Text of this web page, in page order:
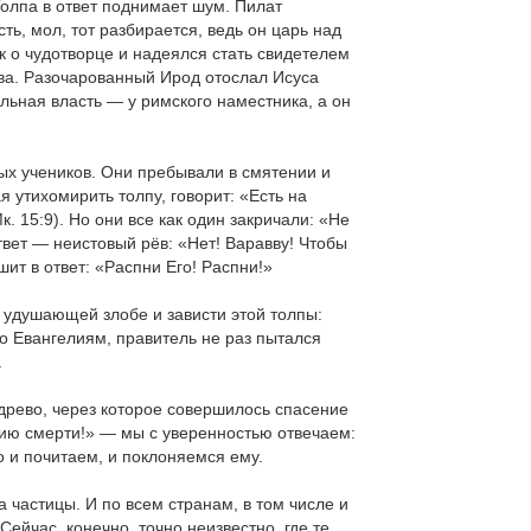
в ответ поднимает шум. Пилат
мол, тот разбирается, ведь он царь над
чудотворце и надеялся стать свидетелем
Разочарованный Ирод отослал Исуса
власть — у римского наместника, а он
учеников. Они пребывали в смятении и
толпу, говорит: «Есть на
15:9). Но они все как один закричали: «Не
— неистовый рёв: «Нет! Варавву! Чтобы
в ответ: «Распни Его! Распни!»
злобе и зависти этой толпы:
Евангелиям, правитель не раз пытался
через которое совершилось спасение
смерти!» — мы с уверенностью отвечаем:
и почитаем, и поклоняемся ему.
частицы. И по всем странам, в том числе и